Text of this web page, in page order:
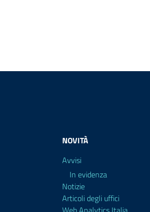
NOVITÀ
Avvisi
In evidenza
Notizie
Articoli degli uffici